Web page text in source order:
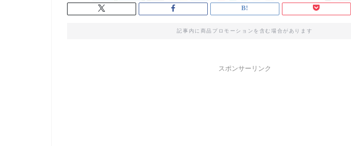
記事内に商品プロモーションを含む場合があります
スポンサーリンク